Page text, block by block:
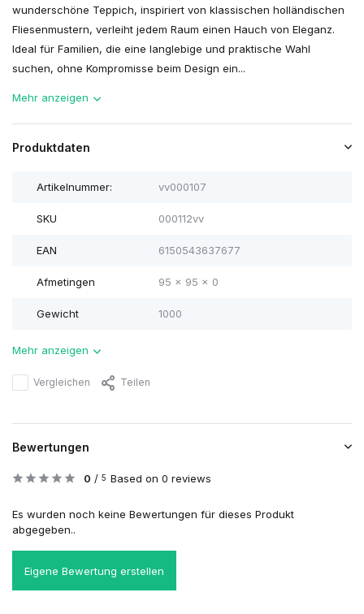
wunderschöne Teppich, inspiriert von klassischen holländischen
Fliesenmustern, verleiht jedem Raum einen Hauch von Eleganz.
Ideal für Familien, die eine langlebige und praktische Wahl
suchen, ohne Kompromisse beim Design ein...
Mehr anzeigen
Produktdaten
Artikelnummer: vv000107
SKU 000112vv
EAN 6150543637677
Afmetingen 95 x 95 x 0
Gewicht 1000
Mehr anzeigen
Vergleichen Teilen
Bewertungen
0 / 5 Based on 0 reviews
Es wurden noch keine Bewertungen für dieses Produkt
abgegeben..
Eigene Bewertung erstellen